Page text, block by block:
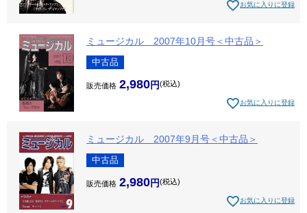
お気に入りに登録
ミュージカル 2007年10月号＜中古品＞
中古品
販売価格 2,980 税込
お気に入りに登録
ミュージカル 2007年9月号＜中古品＞
中古品
販売価格 2,980 税込
お気に入りに登録